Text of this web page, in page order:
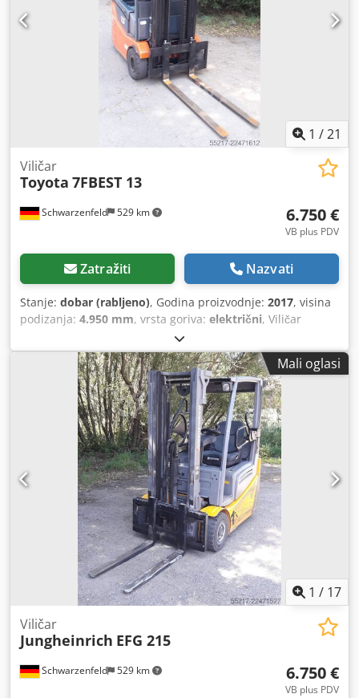
Prednje gume, tip: pune gume Stanje prednjih guma: 80 -
100% Stražnje gume, tip: pune gume Stanje stražnjih
guma: 80 - 100% Napon baterije: 48V Kapacitet baterije:
500 Ah Proizvođač baterije: JH Tip baterije: PzS Godina
proizvodnje baterije: 2022 Stanje baterije: 80 - 100% Bočni
pomak, 3. ventil, stražnje radne svjetiljke, prednje radne
1 /21
Schwarzenfeld 529 km
Viličar
Toyota 7FBEST 13
6.750 €
VB plus PDV
Zatražiti Nazvati
Stanje: dobar (rabljeno), Godina proizvodnje: 2017, visina
podizanja: 4.950 mm, vrsta goriva: električni, Viličar
Toyota 7FBEST 13 Godina proizvodnje: 2017 Visina: 2,17 m
Visina dizanja: 4,95 m Trostupni jarbol Slobodno dizanje
Bočni pomak Dksdpfx Aszq E S Roqgjr Uključuje punjač
Mali oglasi
1 / 17
Schwarzenfeld 529 km
Viličar
Jungheinrich EFG 215
6.750 €
VB plus PDV